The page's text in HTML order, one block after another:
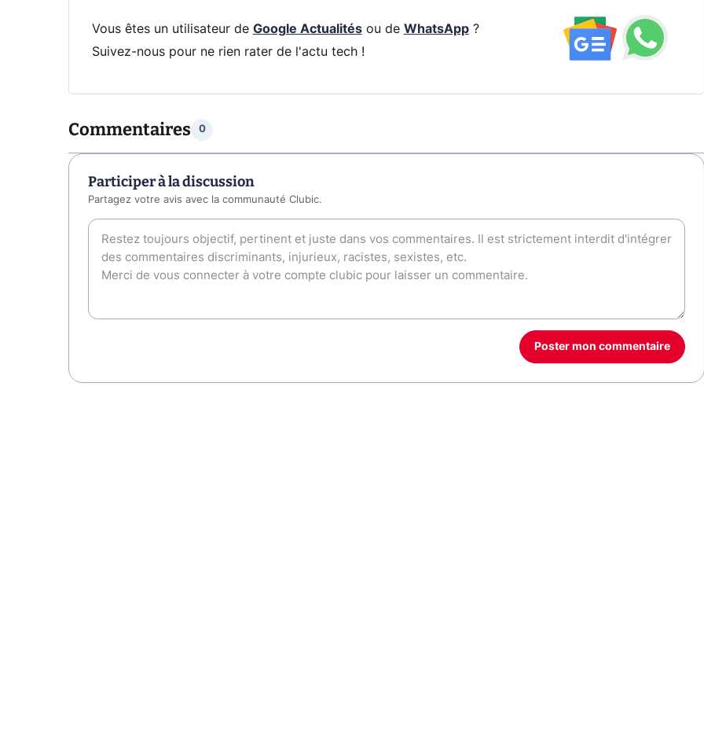
Vous êtes un utilisateur de Google Actualitésou de WhatsApp?
Suivez-nous pour ne rien rater de l'actu tech !
Commentaires 0
Participer à la discussion
Partagez votre avis avec la communauté Clubic.
Poster mon commentaire